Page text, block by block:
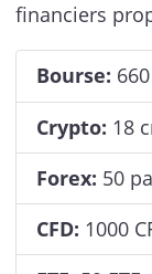
financiers
Bourse:
Crypto: 18
Forex: 50
CFD: 1000